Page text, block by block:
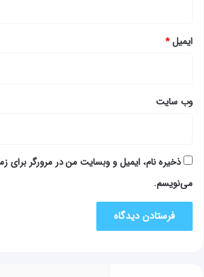
ایمیل*
وب‌ سایت
ذخیره نام، ایمیل و وبسایت من در مرورگر برای
می‌نویسم.